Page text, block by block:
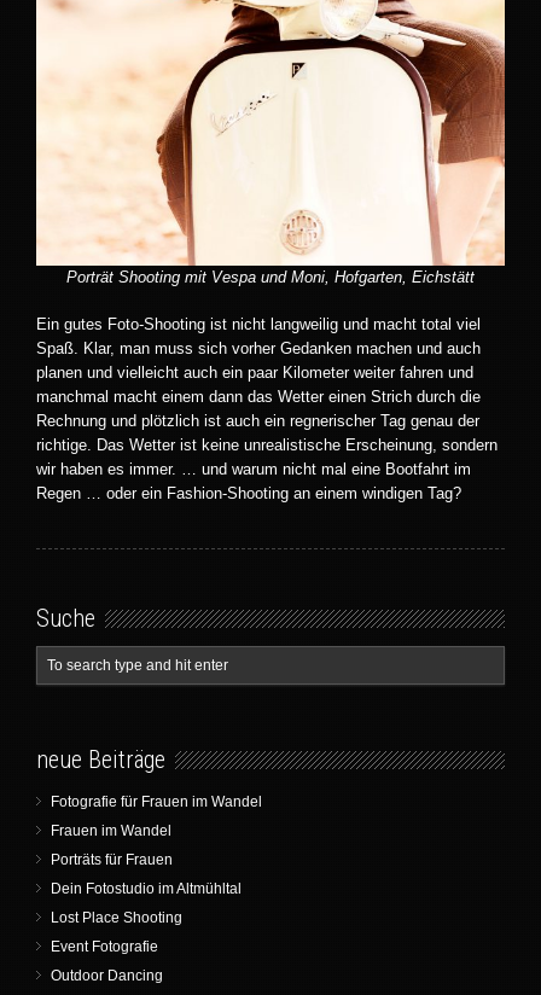
Porträt Shooting mit Vespa und Moni, Hofgarten, Eichstätt
Ein gutes Foto-Shooting ist nicht langweilig und macht total viel
Spaß. Klar, man muss sich vorher Gedanken machen und auch
planen und vielleicht auch ein paar Kilometer weiter fahren und
manchmal macht einem dann das Wetter einen Strich durch die
Rechnung und plötzlich ist auch ein regnerischer Tag genau der
richtige. Das Wetter ist keine unrealistische Erscheinung, sondern
wir haben es immer. … und warum nicht mal eine Bootfahrt im
Regen … oder ein Fashion-Shooting an einem windigen Tag?
Suche
neue Beiträge
Fotografie für Frauen im Wandel
Frauen im Wandel
Porträts für Frauen
Dein Fotostudio im Altmühltal
Lost Place Shooting
Event Fotografie
Outdoor Dancing